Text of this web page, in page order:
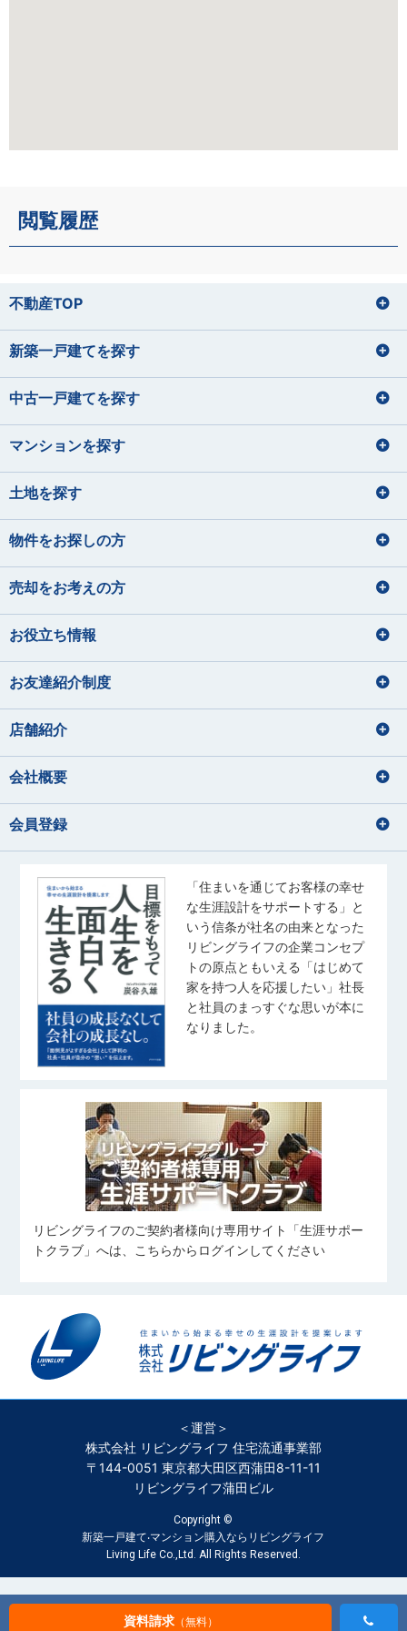
閲覧履歴
不動産TOP
新築一戸建てを探す
中古一戸建てを探す
マンションを探す
土地を探す
物件をお探しの方
売却をお考えの方
お役立ち情報
お友達紹介制度
店舗紹介
会社概要
会員登録
「住まいを通じてお客様の幸せ
な生涯設計をサポートする」と
いう信条が社名の由来となった
リビングライフの企業コンセプ
トの原点ともいえる「はじめて
家を持つ人を応援したい」社長
と社員のまっすぐな思いが本に
なりました。
リビングライフのご契約者様向け専用サイト「生涯サポー
トクラブ」へは、こちらからログインしてください
＜運営＞
株式会社 リビングライフ 住宅流通事業部
〒144-0051 東京都大田区西蒲田8-11-11
リビングライフ蒲田ビル
Copyright ©
新築一戸建て‧マンション購入ならリビングライフ
Living Life Co.,Ltd. All Rights Reserved.
資料請求（無料）